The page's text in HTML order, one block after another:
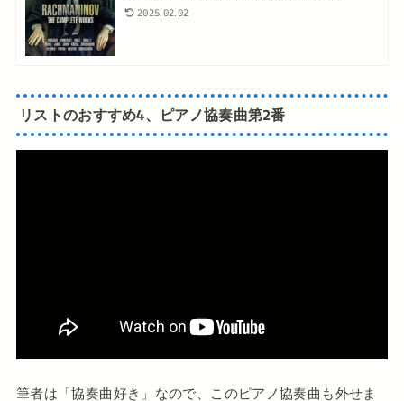
2025.02.02
リストのおすすめ4、ピアノ協奏曲第2番
筆者は「協奏曲好き」なので、このピアノ協奏曲も外せま